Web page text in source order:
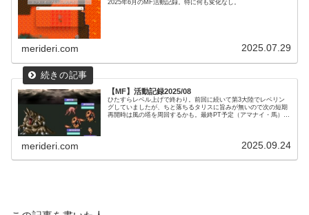
2025年6月のMF活動記録。特に何も変化なし。
merideri.com 2025.07.29
【MF】活動記録2025/08
ひたすらレベル上げで終わり。前回に続いて第3大陸でレベリン
グしていましたが、ちと落ちるタリスに旨みが無いので次の短期
再開時は風の塔を周回するかも。最終PT予定（アマナイ・馬）に
merideri.com 2025.09.24